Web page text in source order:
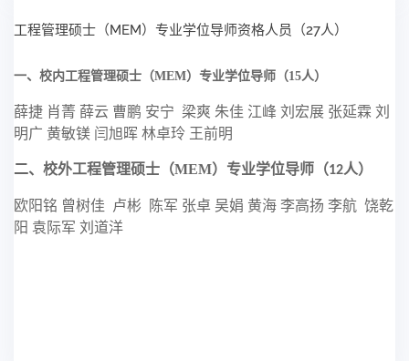
工程管理硕士（MEM）专业学位导师资格人员（27人）
一、校内工程管理硕士（MEM）专业学位导师（15人）
薛捷 肖菁 薛云 曹鹏 安宁 梁爽 朱佳 江峰 刘宏展 张延霖 刘
明广 黄敏镁 闫旭晖 林卓玲 王前明
二、校外工程管理硕士（MEM）专业学位导师（12人）
欧阳铭 曾树佳 卢彬 陈军 张卓 吴娟 黄海 李高扬 李航 饶乾
阳 袁际军 刘道洋